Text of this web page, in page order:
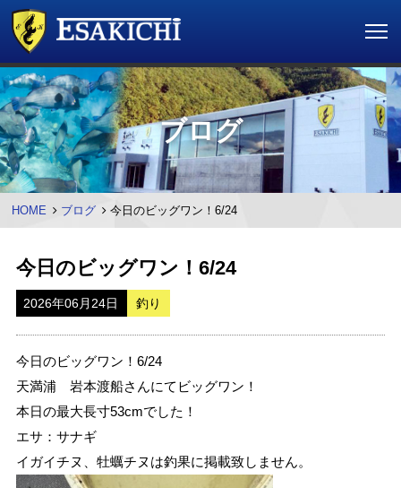
ブログ
HOME ブログ 今日のビッグワン！6/24
今日のビッグワン！6/24
2026年06月24日 釣り
今日のビッグワン！6/24
天満浦 岩本渡船さんにてビッグワン！
本日の最大長寸53cmでした！
エサ：サナギ
イガイチヌ、牡蠣チヌは釣果に掲載致しません。